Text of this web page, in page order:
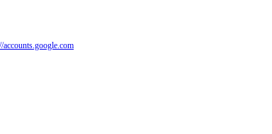
accounts.google.com